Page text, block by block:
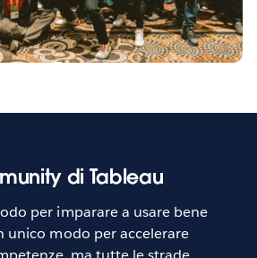
di Tableau
per imparare a usare bene
unico modo per accelerare